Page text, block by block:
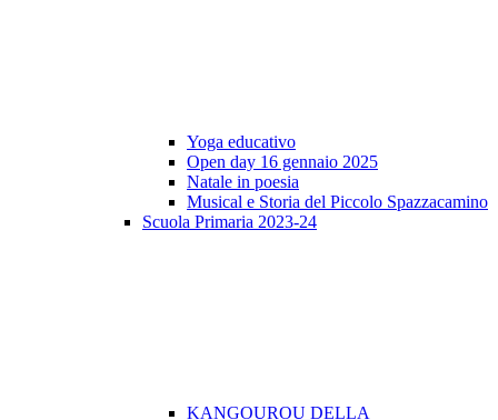
Yoga educativo
Open day 16 gennaio 2025
Natale in poesia
Musical e Storia del Piccolo Spazzacamino
Scuola Primaria 2023-24
KANGOUROU DELLA